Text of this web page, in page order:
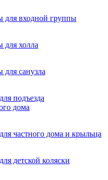
для входной группы
для холла
для санузла
подъезда
дома
частного дома и крыльца
детской коляски